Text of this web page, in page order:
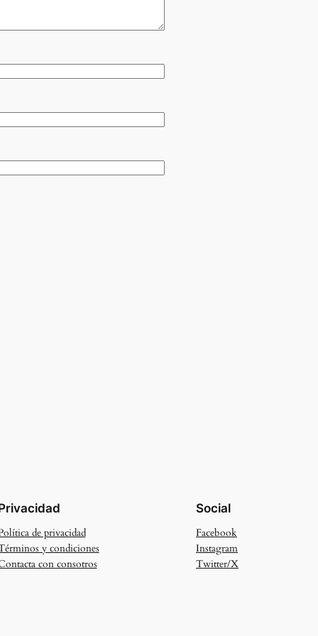
de privacidad
y condiciones
con consotros
Social
Facebook
Instagram
Twitter/X